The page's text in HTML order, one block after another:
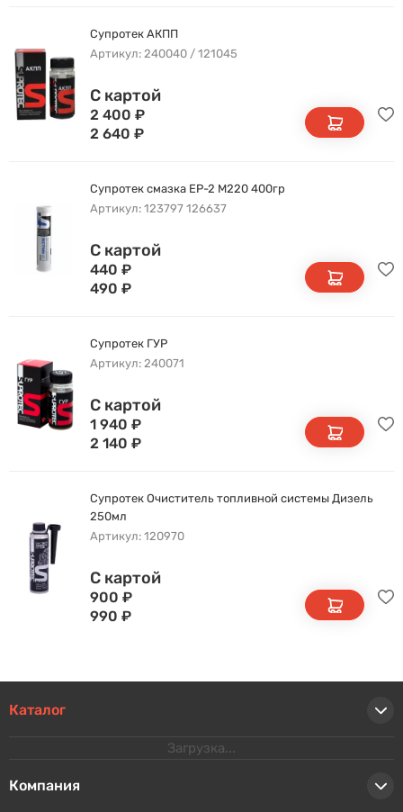
Супротек АКПП
Артикул: 240040 / 121045
С картой
2 400 ₽
2 640 ₽
Супротек смазка EP-2 M220 400гр
Артикул: 123797 126637
С картой
440 ₽
490 ₽
Супротек ГУР
Артикул: 240071
С картой
1 940 ₽
2 140 ₽
Супротек Очиститель топливной системы Дизель
250мл
Артикул: 120970
С картой
900 ₽
990 ₽
Каталог
Загрузка...
Компания